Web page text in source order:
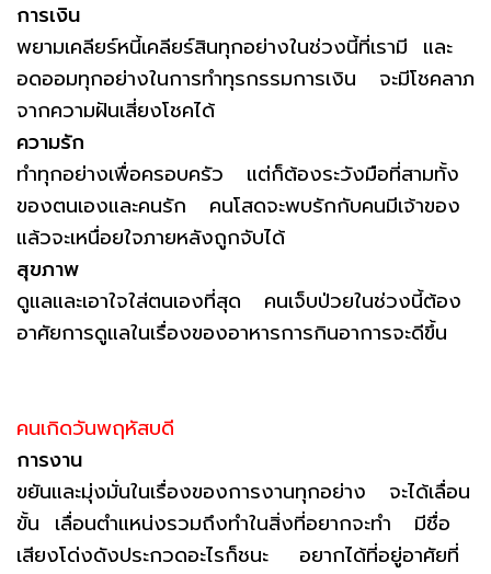
การเงิน
พยามเคลียร์หนี้เคลียร์สินทุกอย่างในช่วงนี้ที่เรามี และ
อดออมทุกอย่างในการทำทุรกรรมการเงิน จะมีโชคลาภ
จากความฝันเสี่ยงโชคได้
ความรัก
ทำทุกอย่างเพื่อครอบครัว แต่ก็ต้องระวังมือที่สามทั้ง
ของตนเองและคนรัก คนโสดจะพบรักกับคนมีเจ้าของ
แล้วจะเหนื่อยใจภายหลังถูกจับได้
สุขภาพ
ดูแลและเอาใจใส่ตนเองที่สุด คนเจ็บป่วยในช่วงนี้ต้อง
อาศัยการดูแลในเรื่องของอาหารการกินอาการจะดีขึ้น
คนเกิดวันพฤหัสบดี
การงาน
ขยันและมุ่งมั่นในเรื่องของการงานทุกอย่าง จะได้เลื่อน
ขั้น เลื่อนตำแหน่งรวมถึงทำในสิ่งที่อยากจะทำ มีชื่อ
เสียงโด่งดังประกวดอะไรก็ชนะ อยากได้ที่อยู่อาศัยที่